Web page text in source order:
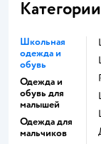
Категории
Школьная
одежда и
обувь
Одежда и
обувь для
малышей
Одежда для
мальчиков